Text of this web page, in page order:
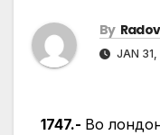
By
JAN
1747.- Во